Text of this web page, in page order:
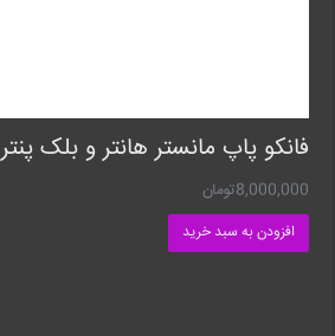
فانکو پاپ مانستر هانتر و بلک پنتر
8,000,000تومان
افزودن به سبد خرید